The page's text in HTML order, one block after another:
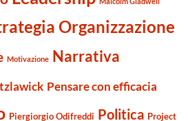
Organizzazione
Motivazione Narrativa
Pensare con efficacia
Piergiorgio Odifreddi Politica Project